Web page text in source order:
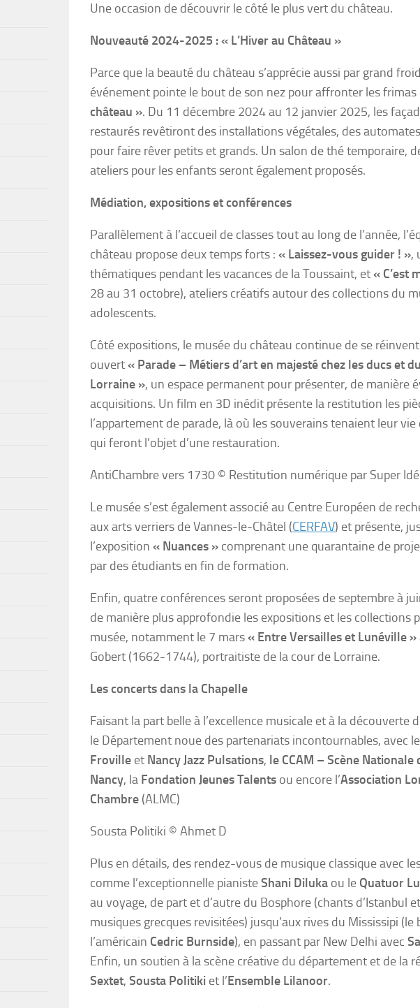
Une occasion de découvrir le côté le plus vert du château.
Nouveauté 2024-2025 : « L’Hiver au Château »
Parce que la beauté du château s’apprécie aussi par grand
événement pointe le bout de son nez pour affronter les frimas
château ». Du 11 décembre 2024 au 12 janvier 2025, les
restaurés revêtiront des installations végétales, des
pour faire rêver petits et grands. Un salon de thé temporaire,
ateliers pour les enfants seront également proposés.
Médiation, expositions et conférences
Parallèlement à l’accueil de classes tout au long de l’année,
château propose deux temps forts : « Laissez-vous guider ! »,
thématiques pendant les vacances de la Toussaint, et« C’est
28 au 31 octobre), ateliers créatifs autour des collections du
adolescents.
Côté expositions, le musée du château continue de se
ouvert« Parade – Métiers d’art en majesté chez les ducs et
Lorraine », un espace permanent pour présenter, de manière
acquisitions. Un film en 3D inédit présente la restitution les
l’appartement de parade, là où les souverains tenaient leur
qui feront l’objet d’une restauration.
AntiChambre vers 1730 © Restitution numérique par Super
Le musée s’est également associé au Centre Européen de
aux arts verriers de Vannes-le-Châtel (CERFAV) et présente,
l’exposition « Nuances » comprenant une quarantaine de
par des étudiants en fin de formation.
Enfin, quatre conférences seront proposées de septembre à
de manière plus approfondie les expositions et les collections
musée, notamment le 7 mars« Entre Versailles et Lunéville »
Gobert (1662-1744), portraitiste de la cour de Lorraine.
Les concerts dans la Chapelle
Faisant la part belle à l’excellence musicale et à la découverte
le Département noue des partenariats incontournables, avec le
Froville et Nancy Jazz Pulsations, le CCAM – Scène
Nancy, la Fondation Jeunes Talents ou encore l’Association
Chambre (ALMC)
Sousta Politiki © Ahmet D
Plus en détails, des rendez-vous de musique classique avec
comme l’exceptionnelle pianisteShani Diluka ou le Quatuor
au voyage, de part et d’autre du Bosphore (chants d’Istanbul
musiques grecques revisitées) jusqu’aux rives du Mississipi
l’américain Cedric Burnside), en passant par New Delhi avec
Enfin, un soutien à la scène créative du département et de la
Sextet, Sousta Politiki et l’Ensemble Lilanoor.